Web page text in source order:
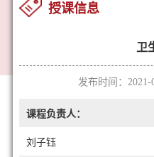
授课信息
卫
发布时间：
课程负责人：
刘子钰